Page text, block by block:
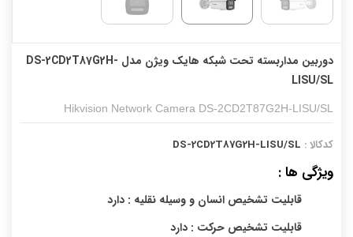
دوربین مداربسته تحت شبکه هایک ویژن مدل DS-2CD2T87G2H-
LISU/SL
Hikvision Network Camera DS-2CD2T87G2H-LISU/SL
کدکالا : DS-2CD2T87G2H-LISU/SL
ویژگی ها :
قابلیت تشخیص انسان و وسیله نقلیه : دارد
قابلیت تشخیص حرکت : دارد